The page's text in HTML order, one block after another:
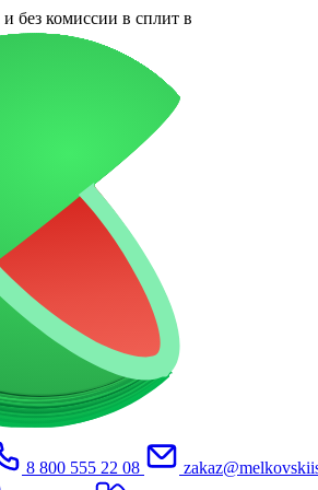
и без комиссии в сплит в
8 800 555 22 08